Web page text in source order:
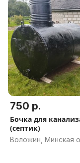
750 р.
Бочка для
(септик)
Воложин, Минская